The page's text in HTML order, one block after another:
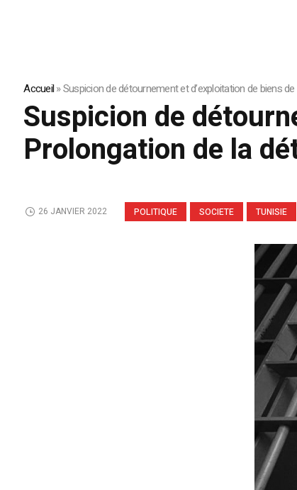
Accueil»Suspicion de détournement et d’exploitation de biens
Suspicion de
Prolongation de la
POLITIQUE SOCIETE TUNISIE
26 JANVIER 2022